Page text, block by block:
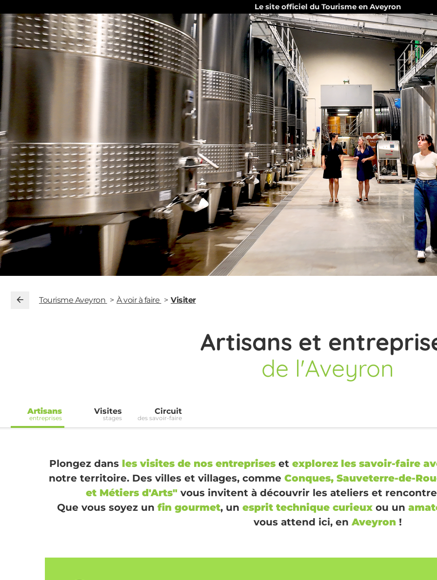
Le site officiel du Tourisme en Aveyron
Tourisme Aveyron À voir à faire Visiter
Artisans et
de l'Aveyron
Artisans
entreprises
Visites
stages
Circuit
des savoir-faire
Plongez dans les visites de nos entrepriseset explorez les savoir-faire
notre territoire. Des villes et villages, comme Conques, Sauveterre-de-
et Métiers d'Arts" vous invitent à découvrir les ateliers et
Que vous soyez un fin gourmet, un esprit technique curieuxou un
vous attend ici, en Aveyron !